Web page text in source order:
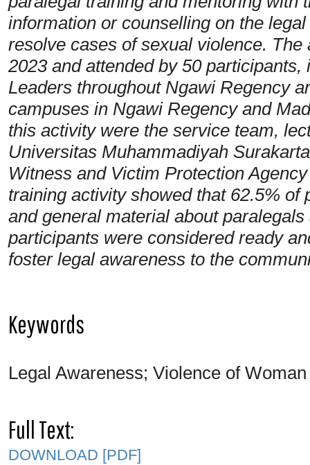
information or counselling on the
resolve cases of sexual violence.
2023 and attended by 50
Leaders throughout Ngawi Regency
campuses in Ngawi Regency and
this activity were the service team,
Universitas Muhammadiyah
Witness and Victim Protection
training activity showed that 62.5%
and general material about
participants were considered ready
foster legal awareness to the
Keywords
Legal Awareness; Violence of
Full Text:
DOWNLOAD [PDF]